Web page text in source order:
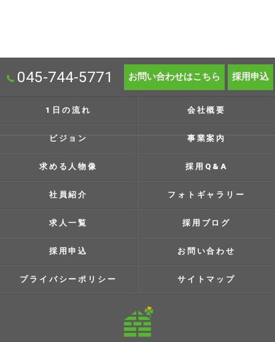
045-744-5771 お問い合わせはこちら 採用申込
1日の流れ 会社概要
ビジョン 事業案内
求める人物像 採用Q&A
社員紹介 フォトギャラリー
求人一覧 採用ブログ
採用申込 お問い合わせ
プライバシーポリシー サイトマップ